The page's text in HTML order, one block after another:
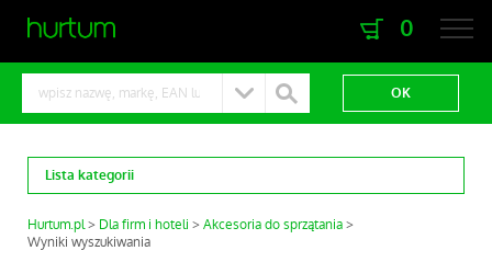
0
Lista kategorii
Hurtum.pl Dla firm i hoteli
Akcesoria do sprzątania
Wyniki wyszukiwania